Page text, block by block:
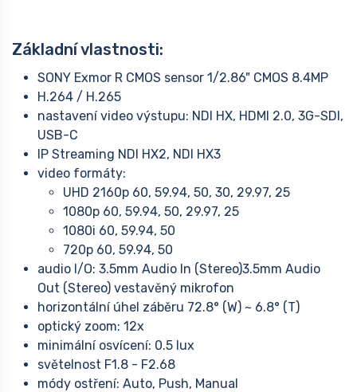
Základní vlastnosti:
SONY Exmor R CMOS sensor 1/2.86" CMOS 8.4MP
H.264 / H.265
nastavení video výstupu: NDI HX, HDMI 2.0, 3G-SDI,
USB-C
IP Streaming NDI HX2, NDI HX3
video formáty:
UHD 2160p 60, 59.94, 50, 30, 29.97, 25
1080p 60, 59.94, 50, 29.97, 25
1080i 60, 59.94, 50
720p 60, 59.94, 50
audio I/O: 3.5mm Audio In (Stereo)3.5mm Audio
Out (Stereo) vestavěný mikrofon
horizontální úhel záběru 72.8° (W) ~ 6.8° (T)
optický zoom: 12x
minimální osvícení: 0.5 lux
světelnost F1.8 - F2.68
módy ostření: Auto, Push, Manual